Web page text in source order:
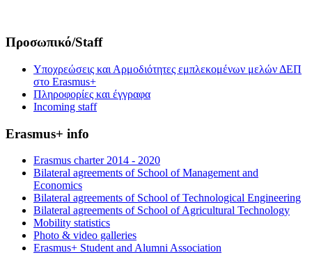
Προσωπικό/Staff
Υποχρεώσεις και Αρμοδιότητες εμπλεκομένων μελών ΔΕΠ
στο Erasmus+
Πληροφορίες και έγγραφα
Incoming staff
Erasmus+ info
Erasmus charter 2014 - 2020
Bilateral agreements of School of Management and
Economics
Bilateral agreements of School of Technological Engineering
Bilateral agreements of School of Agricultural Technology
Mobility statistics
Photo & video galleries
Erasmus+ Student and Alumni Association